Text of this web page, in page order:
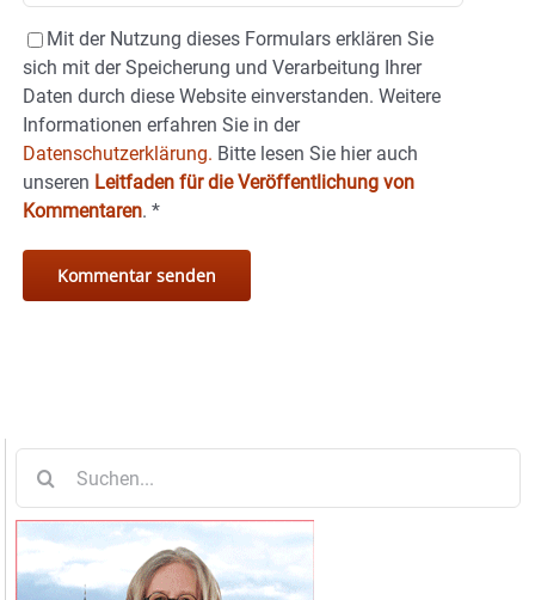
Mit der Nutzung dieses Formulars erklären Sie
sich mit der Speicherung und Verarbeitung Ihrer
Daten durch diese Website einverstanden. Weitere
Informationen erfahren Sie in der
Datenschutzerklärung. Bitte lesen Sie hier auch
unseren Leitfaden für die Veröffentlichung von
Kommentaren. *
nach: